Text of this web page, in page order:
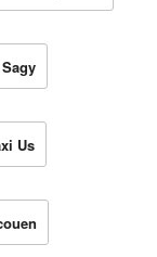
Us